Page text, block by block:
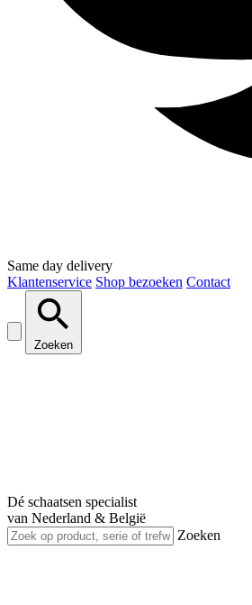
Same day delivery
Klantenservice Shop bezoeken Contact
Zoeken
Dé schaatsen specialist
van Nederland & België
Zoeken